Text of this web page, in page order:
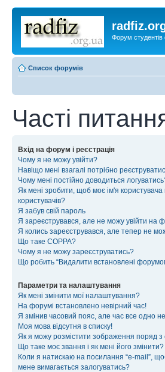
Форум
Список форумів
Часті
Вхід на форум і реєстрація
Чому я не можу увійти?
Навіщо мені взагалі потрібно
Чому мені постійно доводиться
Як мені зробити, щоб моє ім'я
користувачів?
Я забув свій пароль
Я зареєструвався, але не можу увійти на
Я колись зареєструвався, але тепер не
Що таке COPPA?
Чому я не можу зареєструватись?
Що робить “Видалити встановлені
Параметри та налаштування
Як мені змінити мої налаштування?
На форумі встановлено невірний час!
Я змінив часовий пояс, але час все одно
Моя мова відсутня в списку!
Як я можу розмістити зображення поряд з
Що таке моє звання і як мені його змінити?
Коли я натискаю на посилання “e-mail”,
мене вимагається залогуватись?